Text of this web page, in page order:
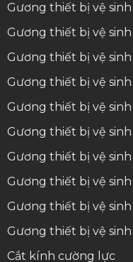
Gương thiết bị vệ sinh
Gương thiết bị vệ
Gương thiết bị vệ
Gương thiết bị vệ
Gương thiết bị vệ
Gương thiết bị vệ
Gương thiết bị vệ
Gương thiết bị vệ
Gương thiết bị vệ
Gương thiết bị vệ
Cắt kính cường lực